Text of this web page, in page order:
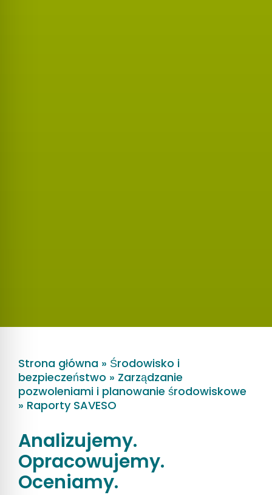
Strona główna » Środowisko i
bezpieczeństwo » Zarządzanie
pozwoleniami i planowanie środowiskowe
» Raporty SAVESO
Analizujemy.
Opracowujemy.
Oceniamy.